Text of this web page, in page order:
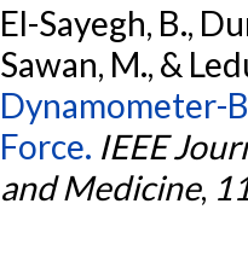
El-Sayegh, B.,
Sawan, M., &
Dynamometer-
Force. IEEE
and Medicine,